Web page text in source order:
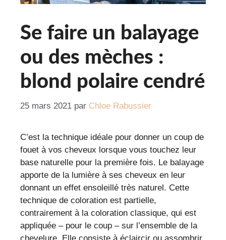
Se faire un balayage
ou des mèches :
blond polaire cendré
25 mars 2021 par Chloe Rabussier
C’est la technique idéale pour donner un coup de
fouet à vos cheveux lorsque vous touchez leur
base naturelle pour la première fois. Le balayage
apporte de la lumière à ses cheveux en leur
donnant un effet ensoleillé très naturel. Cette
technique de coloration est partielle,
contrairement à la coloration classique, qui est
appliquée – pour le coup – sur l’ensemble de la